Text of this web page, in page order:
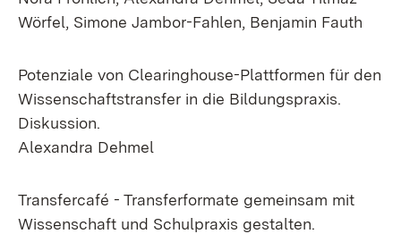
Wörfel, Simone Jambor-Fahlen, Benjamin Fauth
Potenziale von Clearinghouse-Plattformen für den
Wissenschaftstransfer in die Bildungspraxis.
Diskussion.
Alexandra Dehmel
Transfercafé - Transferformate gemeinsam mit
Wissenschaft und Schulpraxis gestalten.